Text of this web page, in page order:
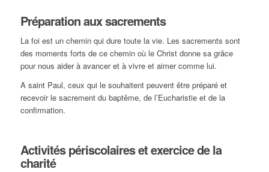
Préparation aux sacrements
La foi est un chemin qui dure toute la vie. Les sacrements sont
des moments forts de ce chemin où le Christ donne sa grâce
pour nous aider à avancer et à vivre et aimer comme lui.
A saint Paul, ceux qui le souhaitent peuvent être préparé et
recevoir le sacrement du baptême, de l’Eucharistie et de la
confirmation.
Activités périscolaires et exercice de la
charité